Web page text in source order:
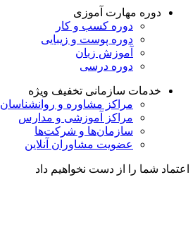
دوره مهارت آموزی
دوره کسب و کار
دوره پوست و زیبایی
آموزش زبان
دوره درسی
خدمات سازمانی تخفیف ویژه
مراکز مشاوره و روانشناسان
مراکز آموزشی و مدارس
سازمان‌ها و شرکت‌ها
عضویت مشاوران آنلاین
اعتماد شما را از دست نخواهیم داد